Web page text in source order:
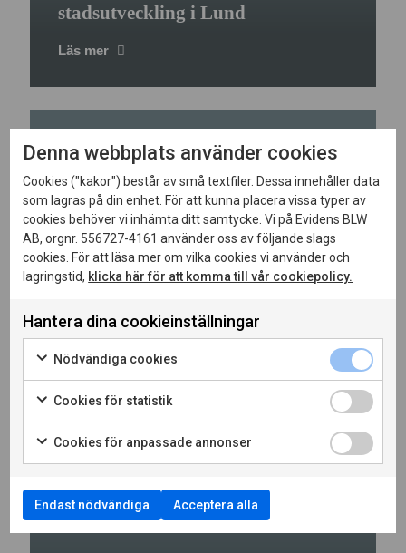
stadsutveckling i Lund
Läs mer
Ekonomiska villkor och
Denna webbplats använder cookies
Cookies ("kakor") består av små textfiler. Dessa innehåller data
som lagras på din enhet. För att kunna placera vissa typer av
cookies behöver vi inhämta ditt samtycke. Vi på Evidens BLW
AB, orgnr. 556727-4161 använder oss av följande slags
cookies. För att läsa mer om vilka cookies vi använder och
lagringstid, klicka här för att komma till vår cookiepolicy.
Hantera dina cookieinställningar
Nödvändiga cookies
Cookies för statistik
Cookies för anpassade annonser
Endast nödvändiga Acceptera alla